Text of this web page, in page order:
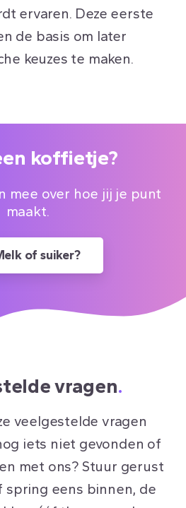
ervaren. Deze eerste
de basis om later
keuzes te maken.
koffietje?
mee over hoe jij je punt
maakt.
of suiker?
vragen.
veelgestelde vragen
iets niet gevonden of
met ons? Stuur gerust
eens binnen, de